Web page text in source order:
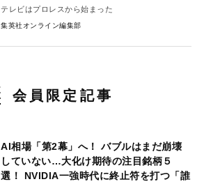
テレビはプロレスから始まった
集英社オンライン編集部
会員限定記事
AI相場「第2幕」へ！ バブルはまだ崩壊
していない…大化け期待の注目銘柄５
選！ NVIDIA一強時代に終止符を打つ「誰